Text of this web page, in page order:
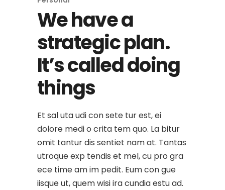
We have a
strategic plan.
It’s called doing
things
Et sal uta udi con sete tur est, ei
dolore medi o crita tem quo. La bitur
omit tantur dis sentiet nam at. Tantas
utroque exp tendis et mel, cu pro gra
ece time am im pedit. Eum con gue
iisque ut, quem wisi ira cundia estu ad.